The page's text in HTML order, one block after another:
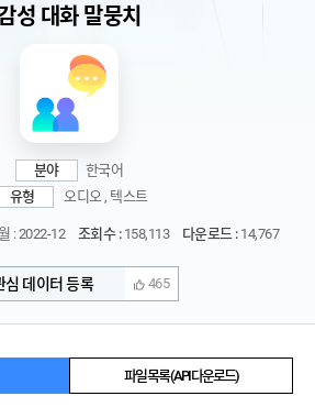
성 대화 말뭉치
분야
한국어
유형
오디오 , 텍스트
: 2022-12 조회수 :158,113 다운로드 :14,767
심 데이터 등록 465
파일 목록 (API 다운로드)